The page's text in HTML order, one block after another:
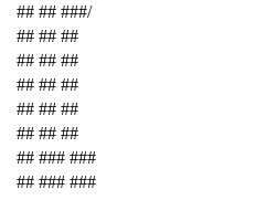
## ## ###/
## ## ##
## ## ##
## ## ##
## ## ##
## ## ##
## ### ###
## ### ###